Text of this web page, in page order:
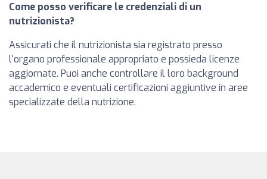
Come posso verificare le credenziali di un
nutrizionista?
Assicurati che il nutrizionista sia registrato presso
l'organo professionale appropriato e possieda licenze
aggiornate. Puoi anche controllare il loro background
accademico e eventuali certificazioni aggiuntive in aree
specializzate della nutrizione.